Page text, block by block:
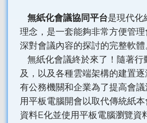
無紙化會議協同平台是現代化
理念，是一套能夠非常方便管
深對會議內容的探討的完整軟體
無紙化會議終於來了！隨著行
及，以及各種雲端架構的建置
有公務機關和企業為了提高會
用平板電腦開會以取代傳統紙
資料E化並使用平板電腦瀏覽資